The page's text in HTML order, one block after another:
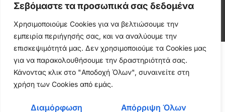
Σεβόμαστε τα προσωπικά σας δεδομένα
Χρησιμοποιούμε Cookies για να βελτιώσουμε την
εμπειρία περιήγησής σας, και να αναλύουμε την
επισκεψιμότητά μας. Δεν χρησιμοποιούμε τα Cookies μας
για να παρακολουθήσουμε την δραστηριότητά σας.
Κάνοντας κλικ στο "Αποδοχή Όλων", συναινείτε στη
χρήση των Cookies από εμάς.
Διαμόρφωση Απόρριψη Όλων